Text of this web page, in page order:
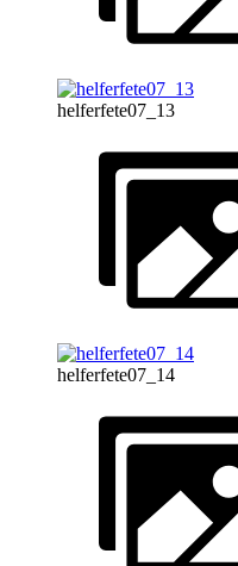
helferfete07_13
helferfete07_14